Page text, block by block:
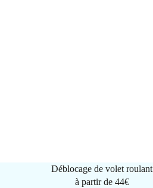
Déblocage de volet roulant
à partir de 44€